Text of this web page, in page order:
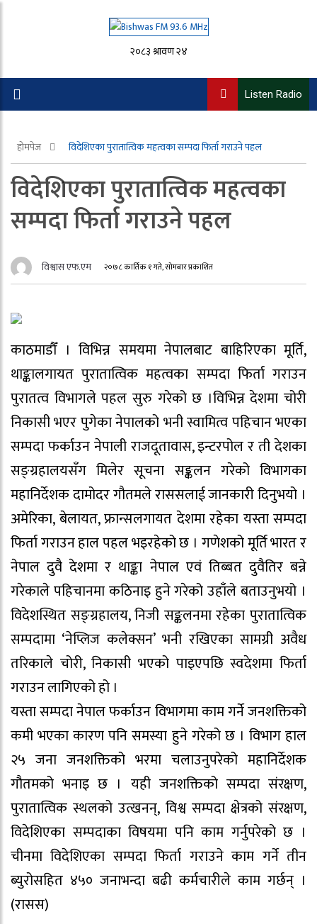
२०८३ श्रावण २४
Listen Radio
होमपेज विदेशिएका पुरातात्विक महत्वका सम्पदा फिर्ता गराउने पहल
विदेशिएका पुरातात्विक महत्वका
सम्पदा फिर्ता गराउने पहल
विश्वास एफ.एम २०७८ कार्तिक १ गते, सोमबार प्रकाशित
काठमाडौँ । विभिन्न समयमा नेपालबाट बाहिरिएका मूर्ति,
थाङ्कालगायत पुरातात्विक महत्वका सम्पदा फिर्ता गराउन
पुरातत्व विभागले पहल सुरु गरेको छ ।विभिन्न देशमा चोरी
निकासी भएर पुगेका नेपालको भनी स्वामित्व पहिचान भएका
सम्पदा फर्काउन नेपाली राजदूतावास, इन्टरपोल र ती देशका
सङ्ग्रहालयसँग मिलेर सूचना सङ्कलन गरेको विभागका
महानिर्देशक दामोदर गौतमले राससलाई जानकारी दिनुभयो ।
अमेरिका, बेलायत, फ्रान्सलगायत देशमा रहेका यस्ता सम्पदा
फिर्ता गराउन हाल पहल भइरहेको छ । गणेशको मूर्ति भारत र
नेपाल दुवै देशमा र थाङ्का नेपाल एवं तिब्बत दुवैतिर बन्ने
गरेकाले पहिचानमा कठिनाइ हुने गरेको उहाँले बताउनुभयो ।
विदेशस्थित सङ्ग्रहालय, निजी सङ्कलनमा रहेका पुरातात्विक
सम्पदामा ‘नेप्लिज कलेक्सन’ भनी रखिएका सामग्री अवैध
तरिकाले चोरी, निकासी भएको पाइएपछि स्वदेशमा फिर्ता
गराउन लागिएको हो ।
यस्ता सम्पदा नेपाल फर्काउन विभागमा काम गर्ने जनशक्तिको
कमी भएका कारण पनि समस्या हुने गरेको छ । विभाग हाल
२५ जना जनशक्तिको भरमा चलाउनुपरेको महानिर्देशक
गौतमको भनाइ छ । यही जनशक्तिको सम्पदा संरक्षण,
पुरातात्विक स्थलको उत्खनन्, विश्व सम्पदा क्षेत्रको संरक्षण,
विदेशिएका सम्पदाका विषयमा पनि काम गर्नुपरेको छ ।
चीनमा विदेशिएका सम्पदा फिर्ता गराउने काम गर्ने तीन
ब्युरोसहित ४५० जनाभन्दा बढी कर्मचारीले काम गर्छन् ।
(रासस)